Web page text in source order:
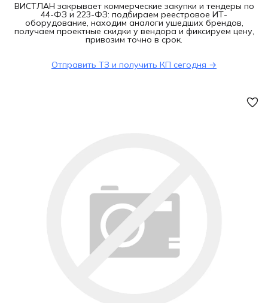
ВИСТЛАН закрывает коммерческие закупки и тендеры по
44-ФЗ и 223-ФЗ: подбираем реестровое ИТ-
оборудование, находим аналоги ушедших брендов,
получаем проектные скидки у вендора и фиксируем цену,
привозим точно в срок.
Отправить ТЗ и получить КП сегодня →